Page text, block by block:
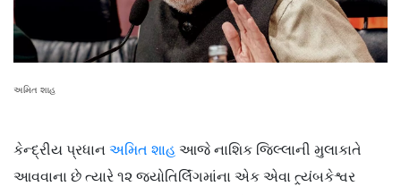
અમિત શાહ
કેન્દ્રીય પ્રધાન અમિત શાહ આજે નાશિક જિલ્લાની મુલાકાતે
આવવાના છે ત્યારે ૧૨ જ્યોતિર્લિંગમાંના એક એવા ત્ર્યંબકેશ્વર